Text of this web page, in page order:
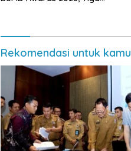
Rekomendasi untuk kamu